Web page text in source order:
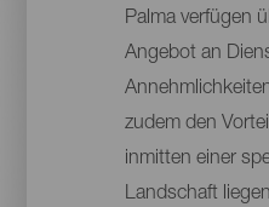
Palma verfügen
Angebot an
zudem den
inmitten einer
Landschaft